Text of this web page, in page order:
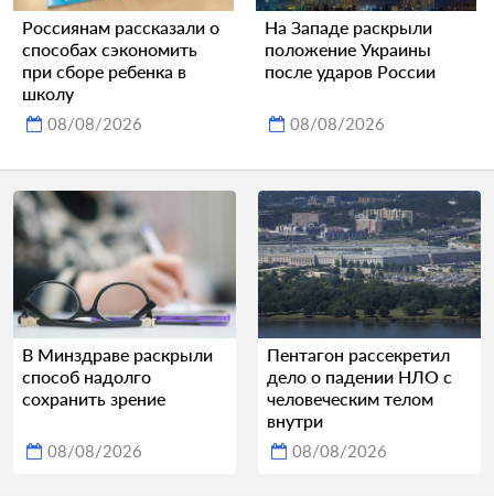
Россиянам рассказали о
способах сэкономить
при сборе ребенка в
школу
08/08/2026
На Западе раскрыли
положение Украины
после ударов России
08/08/2026
В Минздраве раскрыли
способ надолго
сохранить зрение
08/08/2026
Пентагон рассекретил
дело о падении НЛО с
человеческим телом
внутри
08/08/2026